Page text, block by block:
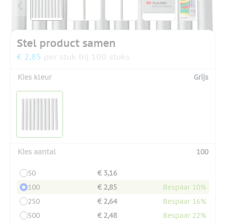
Stel product samen
€ 2,85 per stuk bij 100 stuks
Kies kleur Grijs
Kies aantal 100
50
€ 3,16
100
€ 2,85
Bespaar 10%
250
€ 2,64
Bespaar 16%
500
€ 2,48
Bespaar 22%